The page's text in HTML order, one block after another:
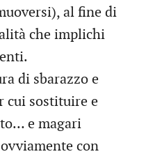
al fine di
che implichi
di sbarazzo e
cui sostituire e
e magari
con